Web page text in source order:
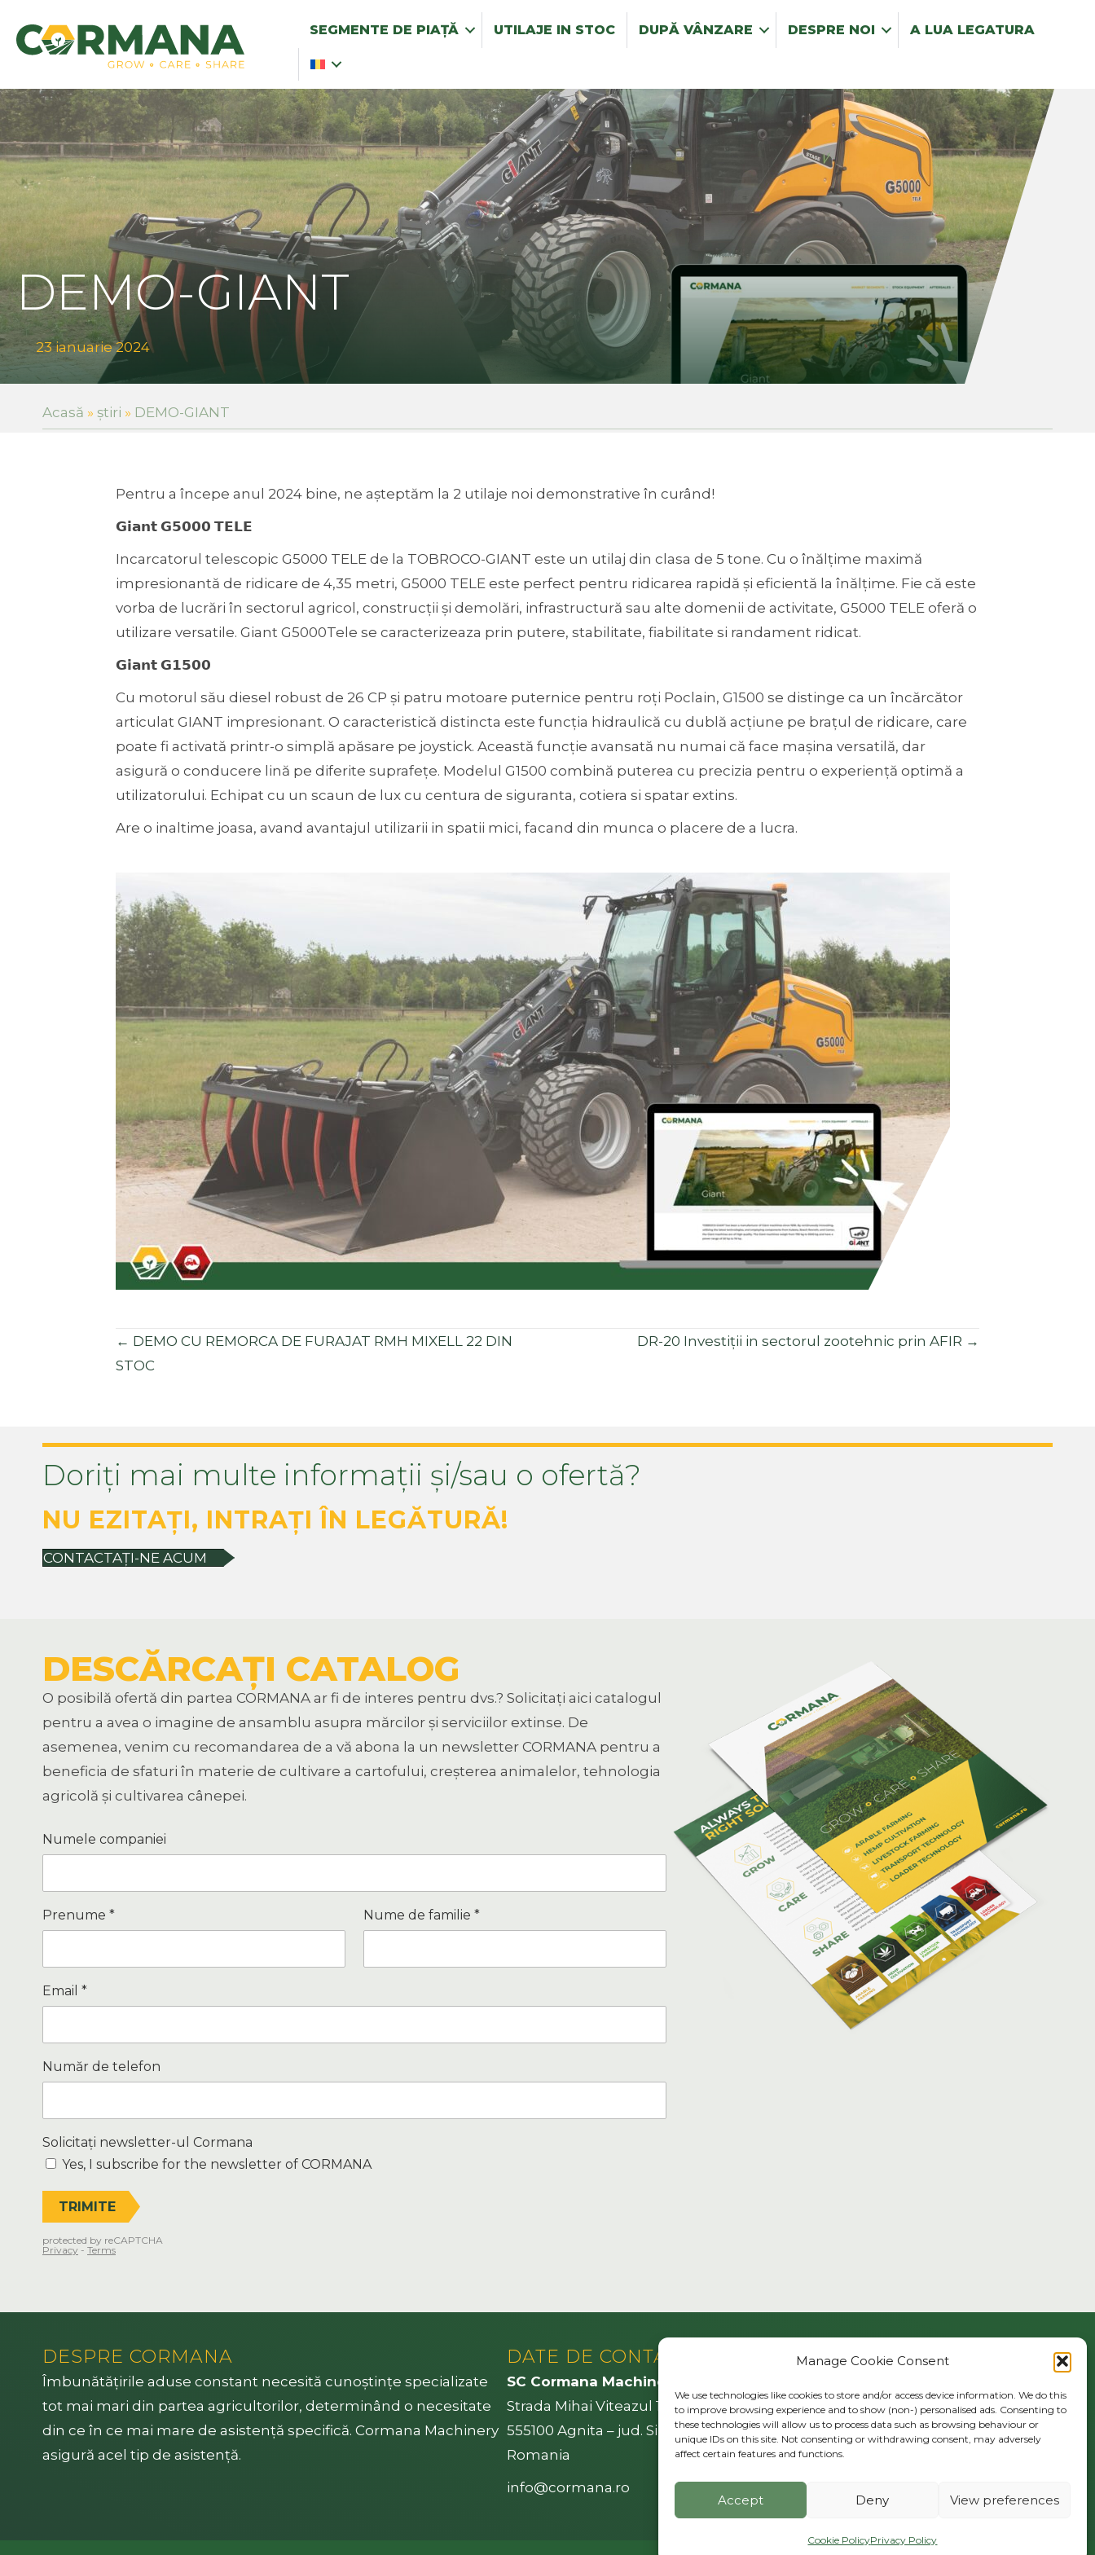
Manage Cookie Consent
We use technologies like cookies to store and/or access device information. We do this
to improve browsing experience and to show (non-) personalised ads. Consenting to
these technologies will allow us to process data such as browsing behaviour or
unique IDs on this site. Not consenting or withdrawing consent, may adversely
affect certain features and functions.
Accept Deny View preferences
Cookie PolicyPrivacy Policy
SEGMENTE DE PIAȚĂ UTILAJE IN STOC DUPĂ VÂNZARE DESPRE NOI A LUA LEGATURA
DEMO-GIANT
23 ianuarie 2024
Acasă » ştiri » DEMO-GIANT
Pentru a începe anul 2024 bine, ne așteptăm la 2 utilaje noi demonstrative în curând!
𝗚𝗶𝗮𝗻𝘁 𝗚𝟱𝟬𝟬𝟬 𝗧𝗘𝗟𝗘
Incarcatorul telescopic G5000 TELE de la TOBROCO-GIANT este un utilaj din clasa de 5 tone. Cu o înălțime maximă
impresionantă de ridicare de 4,35 metri, G5000 TELE este perfect pentru ridicarea rapidă și eficientă la înălțime. Fie că este
vorba de lucrări în sectorul agricol, construcții și demolări, infrastructură sau alte domenii de activitate, G5000 TELE oferă o
utilizare versatile. Giant G5000Tele se caracterizeaza prin putere, stabilitate, fiabilitate si randament ridicat.
𝗚𝗶𝗮𝗻𝘁 𝗚𝟭𝟱𝟬𝟬
Cu motorul său diesel robust de 26 CP și patru motoare puternice pentru roți Poclain, G1500 se distinge ca un încărcător
articulat GIANT impresionant. O caracteristică distincta este funcția hidraulică cu dublă acțiune pe brațul de ridicare, care
poate fi activată printr-o simplă apăsare pe joystick. Această funcție avansată nu numai că face mașina versatilă, dar
asigură o conducere lină pe diferite suprafețe. Modelul G1500 combină puterea cu precizia pentru o experiență optimă a
utilizatorului. Echipat cu un scaun de lux cu centura de siguranta, cotiera si spatar extins.
Are o inaltime joasa, avand avantajul utilizarii in spatii mici, facand din munca o placere de a lucra.
Posts
navigation
← DEMO CU REMORCA DE FURAJAT RMH MIXELL 22 DIN
STOC
DR-20 Investiții in sectorul zootehnic prin AFIR →
Doriți mai multe informații și/sau o ofertă?
NU EZITAȚI, INTRAȚI ÎN LEGĂTURĂ!
CONTACTAȚI-NE ACUM
DESCĂRCAȚI CATALOG
O posibilă ofertă din partea CORMANA ar fi de interes pentru dvs.? Solicitați aici catalogul
pentru a avea o imagine de ansamblu asupra mărcilor și serviciilor extinse. De
asemenea, venim cu recomandarea de a vă abona la un newsletter CORMANA pentru a
beneficia de sfaturi în materie de cultivare a cartofului, creșterea animalelor, tehnologia
agricolă și cultivarea cânepei.
DESPRE CORMANA
Îmbunătățirile aduse constant necesită cunoștințe specializate
tot mai mari din partea agricultorilor, determinând o necesitate
din ce în ce mai mare de asistență specifică. Cormana Machinery
asigură acel tip de asistență.
DATE DE CONTACT
SC Cormana Machinery SRL
Strada Mihai Viteazul 113
555100 Agnita – jud. Sibiu
Romania
info@cormana.ro
URMĂRIȚI-NE
MAI MULT
Privacy policy
Cookie Policy (EU)